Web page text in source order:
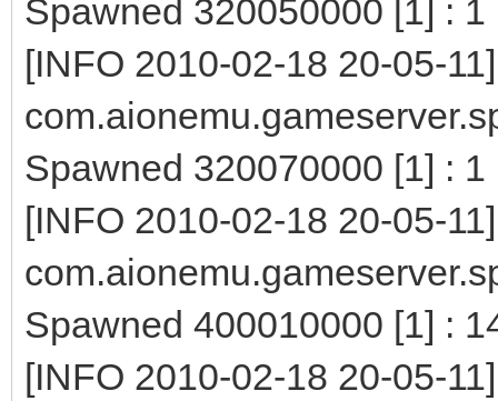
Spawned 320050000 [1] : 1
[INFO 2010-02-18 20-05-11]
Spawned 320070000 [1] : 1
[INFO 2010-02-18 20-05-11]
Spawned 400010000 [1] :
[INFO 2010-02-18 20-05-11]